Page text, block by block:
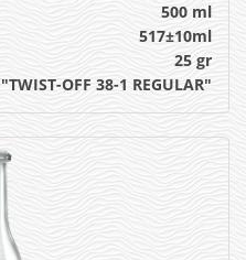
500 ml
517±10ml
25 gr
"TWIST-OFF 38-1 REGULAR"